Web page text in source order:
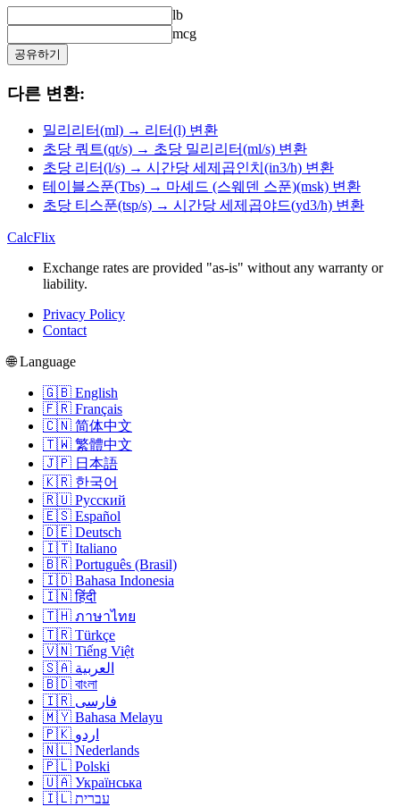
lb
mcg
공유하기
다른 변환:
밀리리터(ml) → 리터(l) 변환
초당 쿼트(qt/s) → 초당 밀리리터(ml/s) 변환
초당 리터(l/s) → 시간당 세제곱인치(in3/h) 변환
테이블스푼(Tbs) → 마셰드 (스웨덴 스푼)(msk) 변환
초당 티스푼(tsp/s) → 시간당 세제곱야드(yd3/h) 변환
CalcFlix
Exchange rates are provided "as-is" without any warranty or
liability.
Privacy Policy
Contact
🌐 Language
🇬🇧 English
🇫🇷 Français
🇨🇳 简体中文
🇹🇼 繁體中文
🇯🇵 日本語
🇰🇷 한국어
🇷🇺 Русский
🇪🇸 Español
🇩🇪 Deutsch
🇮🇹 Italiano
🇧🇷 Português (Brasil)
🇮🇩 Bahasa Indonesia
🇮🇳 हिंदी
🇹🇭 ภาษาไทย
🇹🇷 Türkçe
🇻🇳 Tiếng Việt
🇸🇦 العربية
🇧🇩 বাংলা
🇮🇷 فارسی
🇲🇾 Bahasa Melayu
🇵🇰 اردو
🇳🇱 Nederlands
🇵🇱 Polski
🇺🇦 Українська
🇮🇱 עברית